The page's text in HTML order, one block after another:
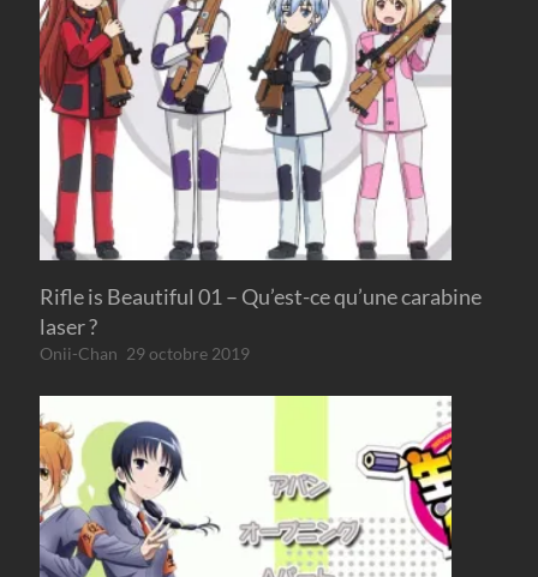
Rifle is Beautiful 01 – Qu’est-ce qu’une carabine
laser ?
Onii-Chan 29 octobre 2019